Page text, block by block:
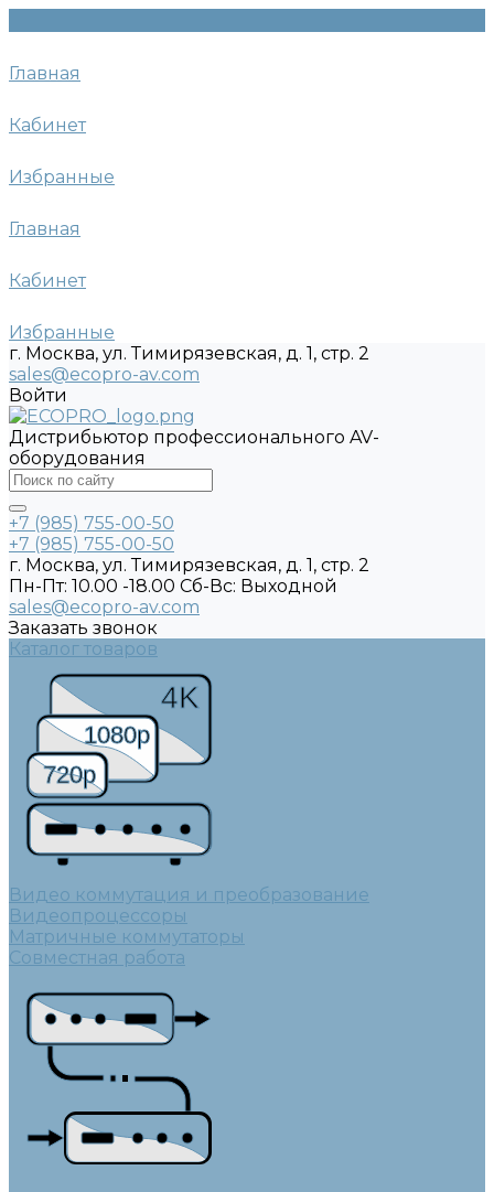
Главная
Кабинет
Избранные
Главная
Кабинет
Избранные
г. Москва, ул. Тимирязевская, д. 1, стр. 2
sales@ecopro-av.com
Войти
Дистрибьютор профессионального AV-
оборудования
+7 (985) 755-00-50
+7 (985) 755-00-50
г. Москва, ул. Тимирязевская, д. 1, стр. 2
Пн-Пт: 10.00 -18.00 Cб-Вс: Выходной
sales@ecopro-av.com
Заказать звонок
Каталог товаров
1080p
4K
720p
Видео коммутация и преобразование
Видеопроцессоры
Матричные коммутаторы
Совместная работа